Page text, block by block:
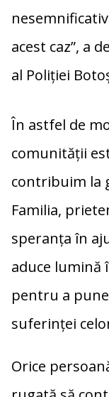
acest caz”, a
al Poliției
În astfel de
comunității
contribuim la
Familia,
speranța în
aduce lumină
pentru a
suferinței
Orice